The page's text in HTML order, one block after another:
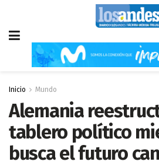
Inicio Mundo
Alemania
tablero político
busca el futuro